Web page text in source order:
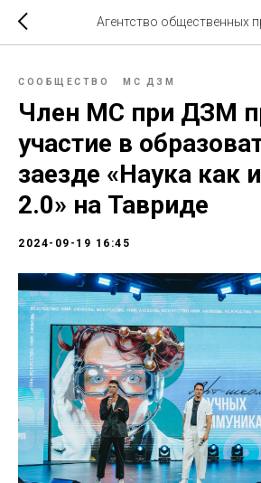
Агентство общественных
СООБЩЕСТВО МС ДЗМ
Член МС при ДЗМ
участие в
заезде «Наука как
2.0» на Тавриде
2024-09-19 16:45